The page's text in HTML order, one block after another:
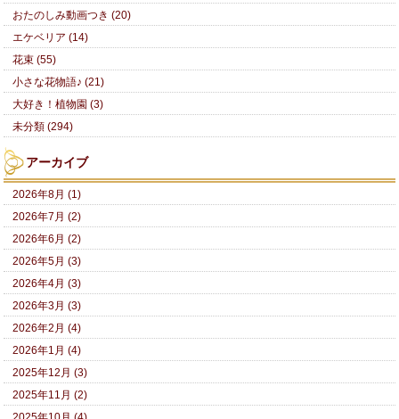
おたのしみ動画つき (20)
エケベリア (14)
花束 (55)
小さな花物語♪ (21)
大好き！植物園 (3)
未分類 (294)
アーカイブ
2026年8月 (1)
2026年7月 (2)
2026年6月 (2)
2026年5月 (3)
2026年4月 (3)
2026年3月 (3)
2026年2月 (4)
2026年1月 (4)
2025年12月 (3)
2025年11月 (2)